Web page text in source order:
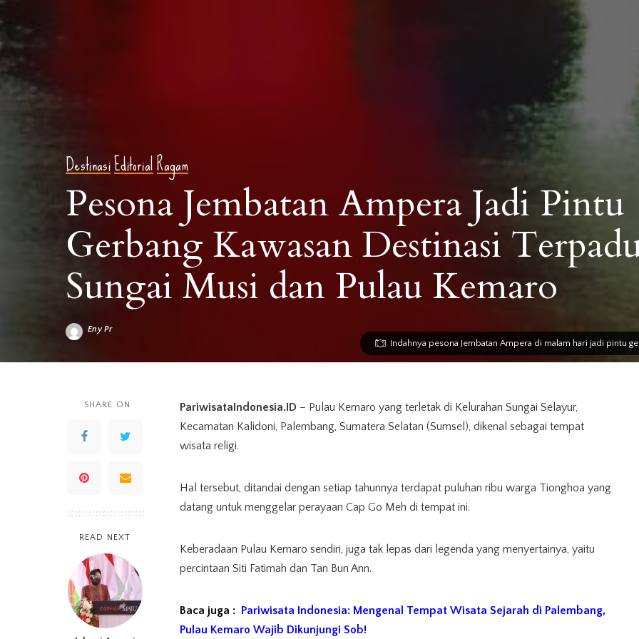
Indahnya pesona Jembatan Ampera di malam hari jadi pintu
DestinasiEditorialRagam
Pesona Jembatan Ampera Jadi Pintu
Gerbang Kawasan Destinasi
Sungai Musi dan Pulau Kemaro
Posted
Eny Pr
SHARE ON
READ NEXT
PariwisataIndonesia.ID – Pulau Kemaro yang terletak di Kelurahan Sungai Selayur,
Kecamatan Kalidoni, Palembang, Sumatera Selatan (Sumsel), dikenal sebagai tempat
wisata religi.
Hal tersebut, ditandai dengan setiap tahunnya terdapat puluhan ribu warga Tionghoa yang
datang untuk menggelar perayaan Cap Go Meh di tempat ini.
Keberadaan Pulau Kemaro sendiri, juga tak lepas dari legenda yang menyertainya, yaitu
percintaan Siti Fatimah dan Tan Bun Ann.
Baca juga : Pariwisata Indonesia: Mengenal Tempat Wisata Sejarah di Palembang,
Pulau Kemaro Wajib Dikunjungi Sob!